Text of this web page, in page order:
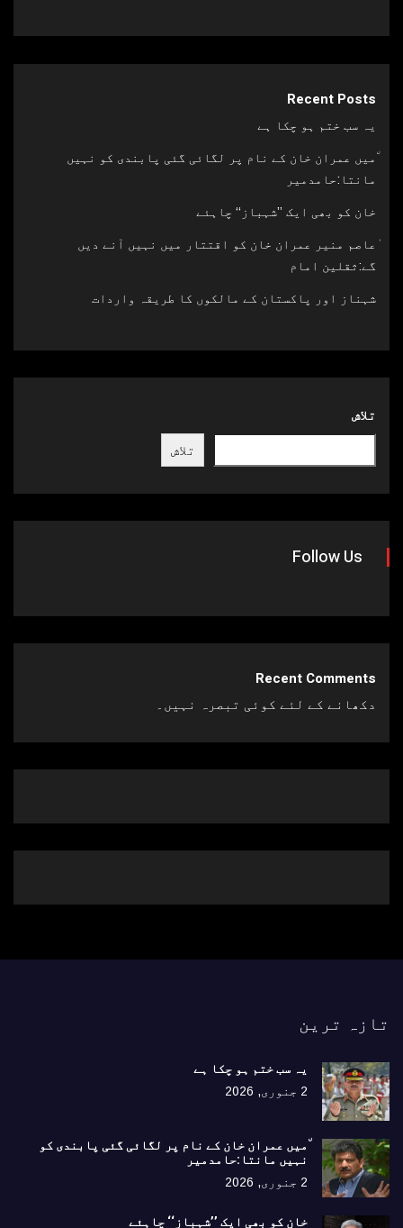
Recent Posts
یہ سب ختم ہو چکا ہے
٘میں عمران خان کے نام پر لگائی گئی پابندی کو نہیں
مانتا:حامدمیر
خان کو بھی ایک ’’شہباز‘‘ چاہئے​
ٰعاصم منیر عمران خان کو اقتتار میں نہیں آنے دیں
گے:ثقلین امام
شہناز اور پاکستان کے مالکوں کا طریقہ واردات
تلاش
تلاش
Follow Us
Recent Comments
دکھانے کے لئے کوئی تبصرہ نہیں۔
تازہ ترین
یہ سب ختم ہو چکا ہے
2 جنوری, 2026
٘میں عمران خان کے نام پر لگائی گئی پابندی کو
نہیں مانتا:حامدمیر
2 جنوری, 2026
خان کو بھی ایک ’’شہباز‘‘ چاہئے​